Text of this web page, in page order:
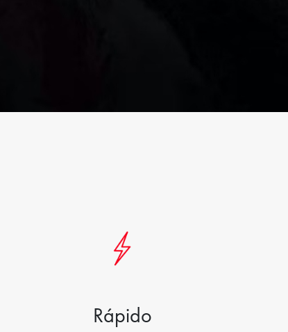
Rápido